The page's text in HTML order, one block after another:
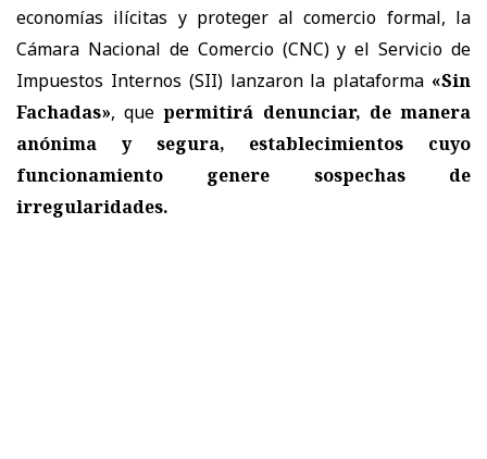
economías ilícitas y proteger al comercio formal, la
Cámara Nacional de Comercio (CNC) y el Servicio de
Impuestos Internos (SII) lanzaron la plataforma «Sin
Fachadas», quepermitirá denunciar, de manera
anónima y segura, establecimientos cuyo
funcionamiento genere sospechas de
irregularidades.